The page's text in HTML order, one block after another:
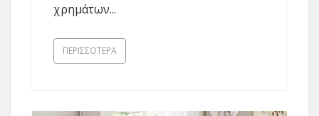
χρημάτων...
ΠΕΡΙΣΣΌΤΕΡΑ